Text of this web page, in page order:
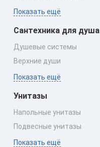
Показать ещё
Сантехника для душа
Душевые системы
Верхние души
Показать ещё
Унитазы
Напольные унитазы
Подвесные унитазы
Показать ещё